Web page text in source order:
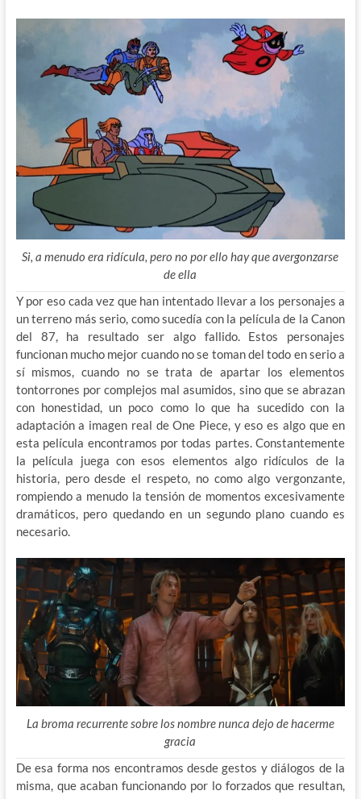
Si, a menudo era ridícula, pero no por ello hay que avergonzarse
de ella
Y por eso cada vez que han intentado llevar a los personajes a
un terreno más serio, como sucedía con la película de la Canon
del 87, ha resultado ser algo fallido. Estos personajes
funcionan mucho mejor cuando no se toman del todo en serio a
sí mismos, cuando no se trata de apartar los elementos
tontorrones por complejos mal asumidos, sino que se abrazan
con honestidad, un poco como lo que ha sucedido con la
adaptación a imagen real de One Piece, y eso es algo que en
esta película encontramos por todas partes. Constantemente
la película juega con esos elementos algo ridículos de la
historia, pero desde el respeto, no como algo vergonzante,
rompiendo a menudo la tensión de momentos excesivamente
dramáticos, pero quedando en un segundo plano cuando es
necesario.
La broma recurrente sobre los nombre nunca dejo de hacerme
gracia
De esa forma nos encontramos desde gestos y diálogos de la
misma, que acaban funcionando por lo forzados que resultan,